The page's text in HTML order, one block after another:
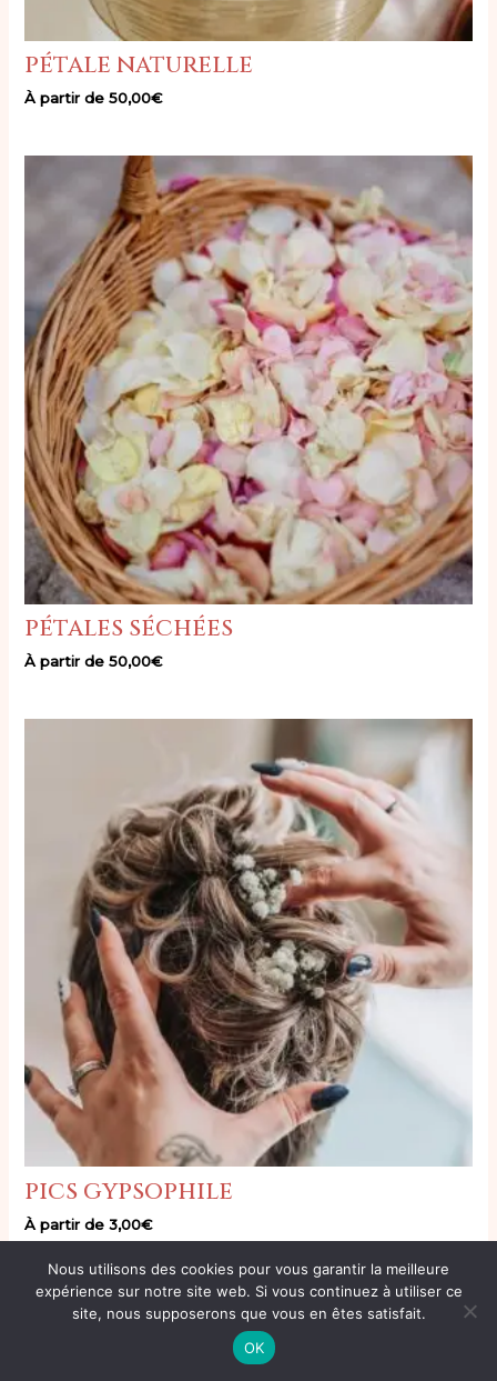
pétale naturelle
À partir de50,00€
pétales séchées
À partir de50,00€
pics gypsophile
À partir de3,00€
Nous utilisons des cookies pour vous garantir la meilleure
expérience sur notre site web. Si vous continuez à utiliser ce
site, nous supposerons que vous en êtes satisfait.
OK